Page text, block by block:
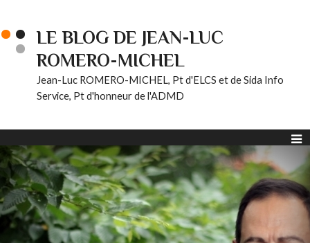
LE BLOG DE JEAN-LUC
ROMERO-MICHEL
Jean-Luc ROMERO-MICHEL, Pt d'ELCS et de Sida Info
Service, Pt d'honneur de l'ADMD